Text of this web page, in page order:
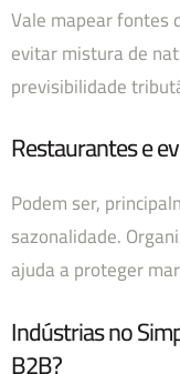
Vale mapear fontes
evitar mistura de
previsibilidade
Restaurantes e
Podem ser,
sazonalidade.
ajuda a proteger
Indústrias no